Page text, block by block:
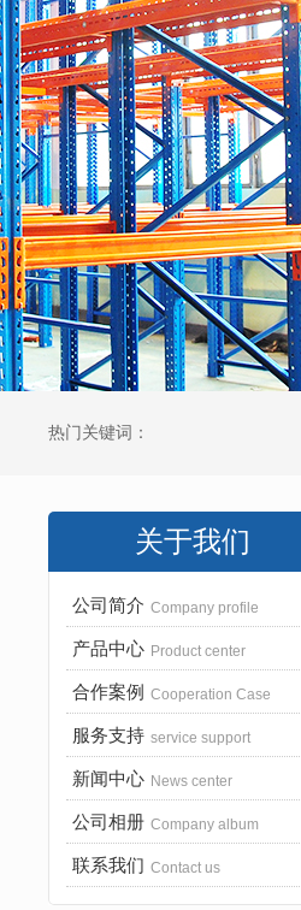
热门关键词：
关于我们
公司简介 Company profile
产品中心 Product center
合作案例 Cooperation Case
服务支持 service support
新闻中心 News center
公司相册 Company album
联系我们 Contact us